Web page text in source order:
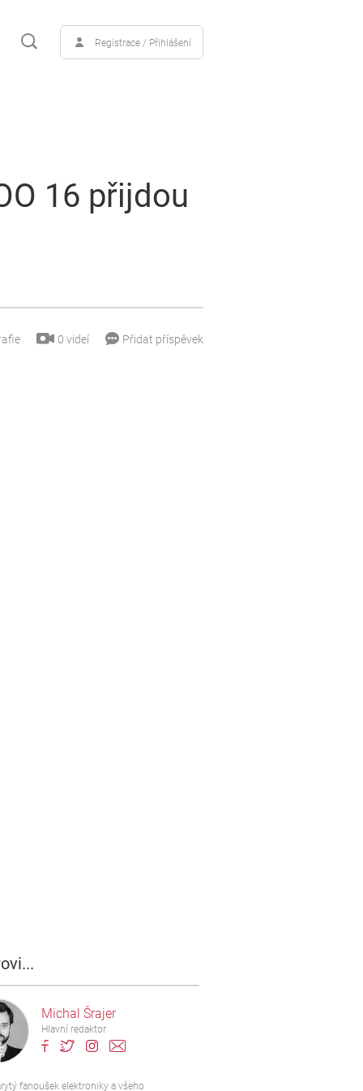
Registrace / Přihlášení
16 přijdou
0 videí Přidat příspěvek
Michal Šrajer
Hlavní redaktor
fanoušek elektroniky a všeho